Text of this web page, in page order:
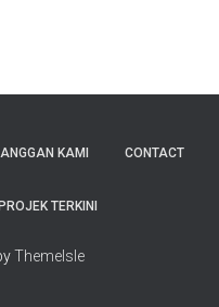
KAMI CONTACT
PROJEK TERKINI
ThemeIsle